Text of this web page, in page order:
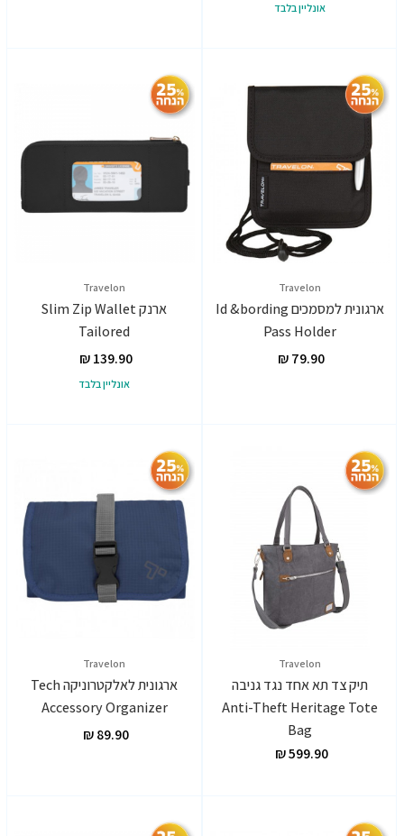
אונליין בלבד
Travelon
ארגונית למסמכים Id &bording
Pass Holder
Travelon
ארנק Slim Zip Wallet
Tailored
אונליין בלבד
Travelon
תיק צד תא אחד נגד גניבה
Anti-Theft Heritage Tote
Bag
‏599.90 ₪
Travelon
ארגונית לאלקטרוניקה Tech
Accessory Organizer